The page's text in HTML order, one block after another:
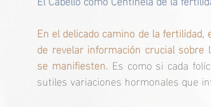
En el delicado camino de la
de revelar información crucial
se manifiesten. Es como si cada
sutiles variaciones hormonales que